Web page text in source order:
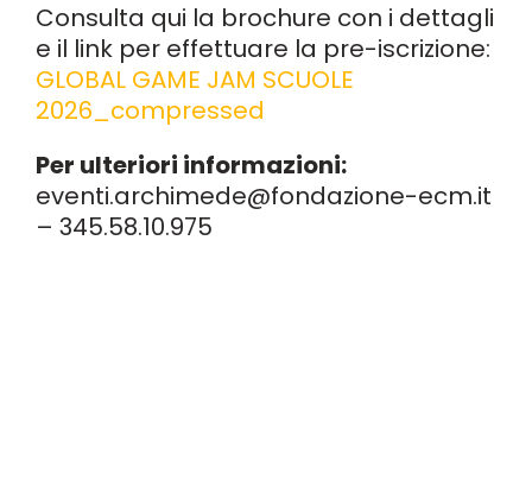
Consulta qui la brochure con i dettagli
e il link per effettuare la pre-iscrizione:
GLOBAL GAME JAM SCUOLE
2026_compressed
Per ulteriori informazioni:
eventi.archimede@fondazione-ecm.it
– 345.58.10.975